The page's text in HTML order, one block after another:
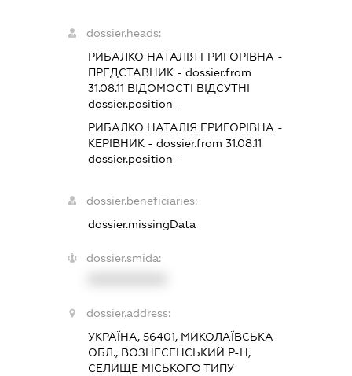
dossier.heads:
РИБАЛКО НАТАЛІЯ ГРИГОРІВНА -
ПРЕДСТАВНИК - dossier.from
31.08.11 ВІДОМОСТІ ВІДСУТНІ
dossier.position -
РИБАЛКО НАТАЛІЯ ГРИГОРІВНА -
КЕРІВНИК - dossier.from 31.08.11
dossier.position -
dossier.beneficiaries:
dossier.missingData
dossier.smida:
dossier.address:
УКРАЇНА, 56401, МИКОЛАЇВСЬКА
ОБЛ., ВОЗНЕСЕНСЬКИЙ Р-Н,
СЕЛИЩЕ МІСЬКОГО ТИПУ